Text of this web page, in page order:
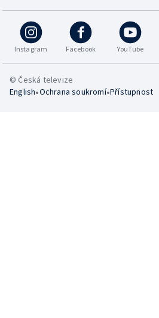
Instagram Facebook YouTube
© Česká televize
English•Ochrana soukromí•Přístupnost